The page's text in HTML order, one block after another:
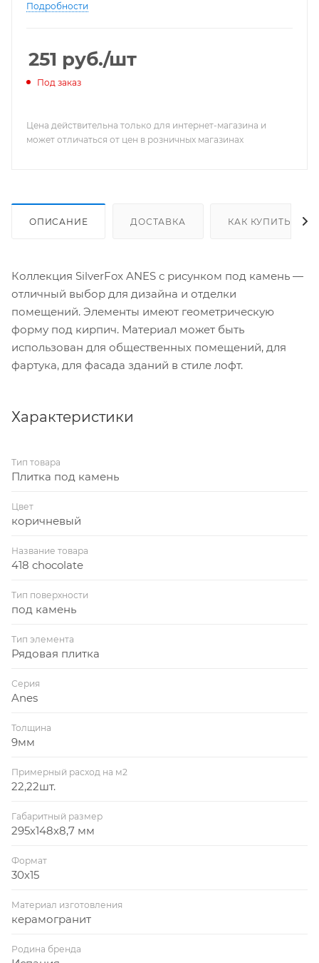
Подробности
251 руб./шт
Под заказ
Цена действительна только для интернет-магазина и
может отличаться от цен в розничных магазинах
ОПИСАНИЕ ДОСТАВКА КАК КУПИТЬ
Коллекция SilverFox ANES с рисунком под камень —
отличный выбор для дизайна и отделки
помещений. Элементы имеют геометрическую
форму под кирпич. Материал может быть
использован для общественных помещений, для
фартука, для фасада зданий в стиле лофт.
Характеристики
Тип товара
Плитка под камень
Цвет
коричневый
Название товара
418 chocolate
Тип поверхности
под камень
Тип элемента
Рядовая плитка
Серия
Anes
Толщина
9мм
Примерный расход на м2
22,22шт.
Габаритный размер
295х148х8,7 мм
Формат
30х15
Материал изготовления
керамогранит
Родина бренда